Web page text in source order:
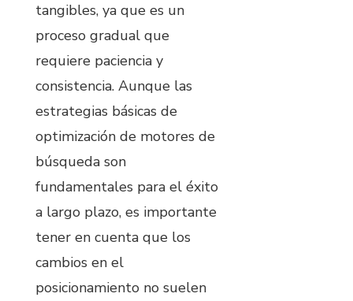
tangibles, ya que es un
proceso gradual que
requiere paciencia y
consistencia. Aunque las
estrategias básicas de
optimización de motores de
búsqueda son
fundamentales para el éxito
a largo plazo, es importante
tener en cuenta que los
cambios en el
posicionamiento no suelen